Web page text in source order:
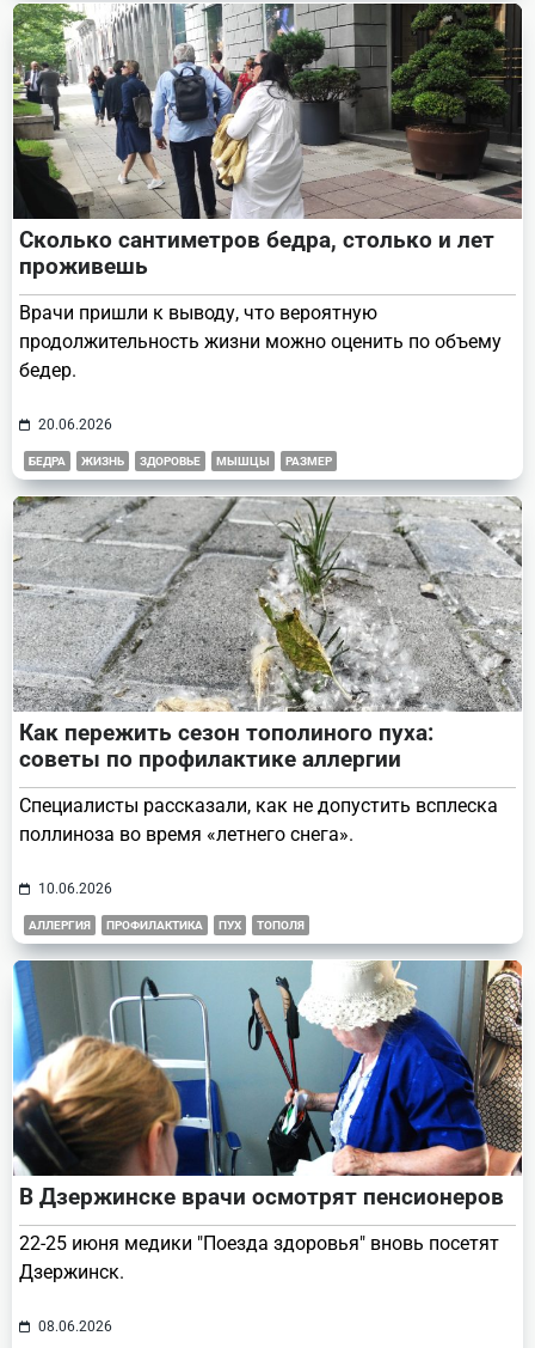
Сколько сантиметров бедра, столько и лет
проживешь
Врачи пришли к выводу, что вероятную
продолжительность жизни можно оценить по объему
бедер.
20.06.2026
БЕДРА ЖИЗНЬ ЗДОРОВЬЕ МЫШЦЫ РАЗМЕР
Как пережить сезон тополиного пуха:
советы по профилактике аллергии
Специалисты рассказали, как не допустить всплеска
поллиноза во время «летнего снега».
10.06.2026
АЛЛЕРГИЯ ПРОФИЛАКТИКА ПУХ ТОПОЛЯ
В Дзержинске врачи осмотрят пенсионеров
22-25 июня медики "Поезда здоровья" вновь посетят
Дзержинск.
08.06.2026